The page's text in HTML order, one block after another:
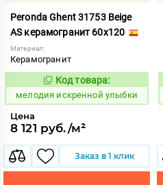
Peronda Ghent 31753 Beige
AS керамогранит 60x120
Материал:
Керамогранит
957736
Код товара:
мелодия искренной улыбки
Цена
8 121 руб./м²
Заказ в 1 клик